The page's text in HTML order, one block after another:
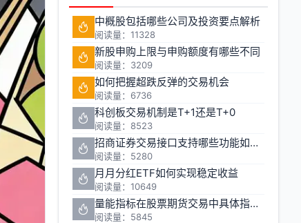
中概股包括哪些公司及投资要点解析
阅读量：11328
新股申购上限与申购额度有哪些不同
阅读量：3209
如何把握超跌反弹的交易机会
阅读量：6736
科创板交易机制是T+1还是T+0
阅读量：8523
招商证券交易接口支持哪些功能如何申请
阅读量：5280
月月分红ETF如何实现稳定收益
阅读量：10649
量能指标在股票期货交易中具体指哪些指标
阅读量：5845